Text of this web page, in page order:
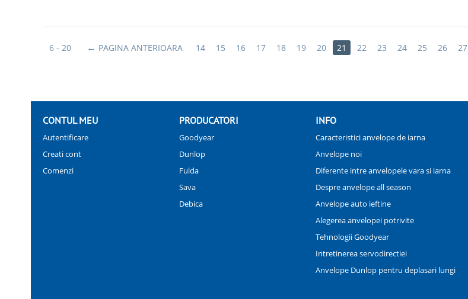
6 - 20 PAGINA ANTERIOARA 14 15 16 17 18 19 20 21 22 23 24 25 26 27
CONTUL MEU
Autentificare
Creati cont
Comenzi
PRODUCATORI
Goodyear
Dunlop
Fulda
Sava
Debica
INFO
Caracteristici anvelope de iarna
Anvelope noi
Diferente intre anvelopele vara si iarna
Despre anvelope all season
Anvelope auto ieftine
Alegerea anvelopei potrivite
Tehnologii Goodyear
Intretinerea servodirectiei
Anvelope Dunlop pentru deplasari lungi